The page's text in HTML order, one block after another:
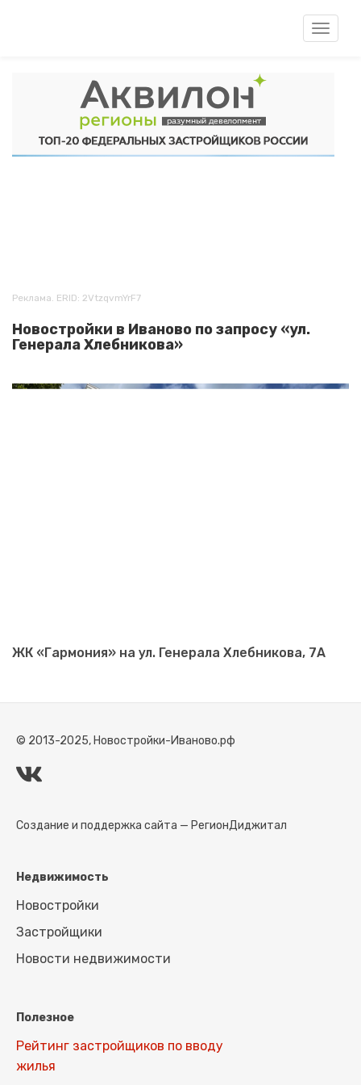
Toggle
Реклама. ERID: 2VtzqvmYrF7
Новостройки в Иваново по запросу «ул.
Генерала Хлебникова»
ЖК «Гармония» на ул. Генерала Хлебникова, 7А
© 2013-2025, Новостройки-Иваново.рф
Создание и поддержка сайта — РегионДиджитал
Недвижимость
Новостройки
Застройщики
Новости недвижимости
Полезное
Рейтинг застройщиков по вводу
жилья